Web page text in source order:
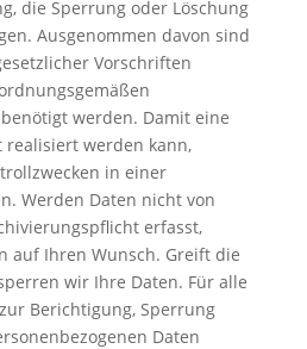
die Sperrung oder Löschung
Ausgenommen davon sind
Vorschriften
werden. Damit eine
realisiert werden kann,
in einer
Werden Daten nicht von
erfasst,
auf Ihren Wunsch. Greift die
wir Ihre Daten. Für alle
Berichtigung, Sperrung
Daten